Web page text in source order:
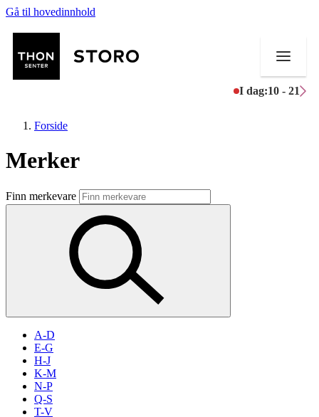
Gå til hovedinnhold
I dag:10 - 21
Butikker
Mat og drikke
Aktiviteter
Merker
Inspirasjon
Forside
Merker
Finn merkevare
A-D
E-G
H-J
K-M
N-P
Q-S
T-V